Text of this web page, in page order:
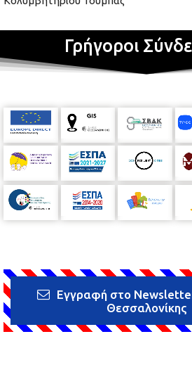
Γρήγοροι
Εγγραφή στο
Θεσσαλονίκης